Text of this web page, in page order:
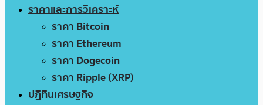
ราคาและการวิเคราะห์
ราคา Bitcoin
ราคา Ethereum
ราคา Dogecoin
ราคา Ripple (XRP)
ปฏิทินเศรษฐกิจ